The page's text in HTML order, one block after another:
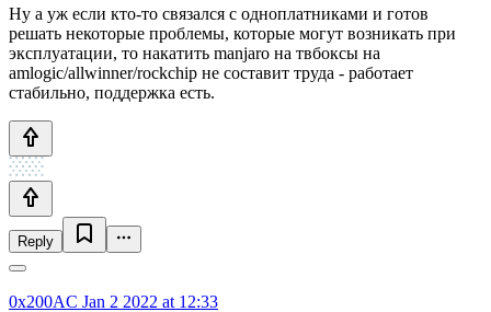
Ну а уж если кто-то связался с одноплатниками и готов
решать некоторые проблемы, которые могут возникать при
эксплуатации, то накатить manjaro на твбоксы на
amlogic/allwinner/rockchip не составит труда - работает
стабильно, поддержка есть.
Reply
0x200AC Jan 2 2022 at 12:33